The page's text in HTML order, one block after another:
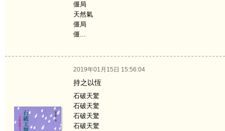
僵局
天然氣
僵局
僵...
2019年01月15日 15:56:04
持之以恆
石破天驚
石破天驚
石破天驚
石破天驚